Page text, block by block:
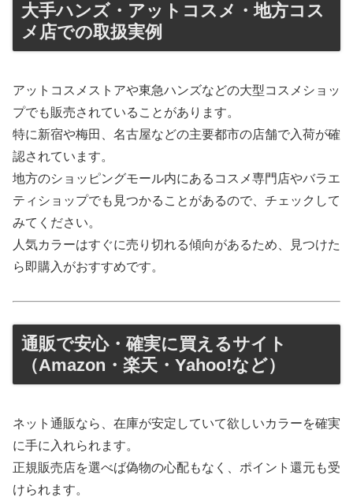
大手ハンズ・アットコスメ・地方コス
メ店での取扱実例
アットコスメストアや東急ハンズなどの大型コスメショッ
プでも販売されていることがあります。
特に新宿や梅田、名古屋などの主要都市の店舗で入荷が確
認されています。
地方のショッピングモール内にあるコスメ専門店やバラエ
ティショップでも見つかることがあるので、チェックして
みてください。
人気カラーはすぐに売り切れる傾向があるため、見つけた
ら即購入がおすすめです。
通販で安心・確実に買えるサイト
（Amazon・楽天・Yahoo!など）
ネット通販なら、在庫が安定していて欲しいカラーを確実
に手に入れられます。
正規販売店を選べば偽物の心配もなく、ポイント還元も受
けられます。